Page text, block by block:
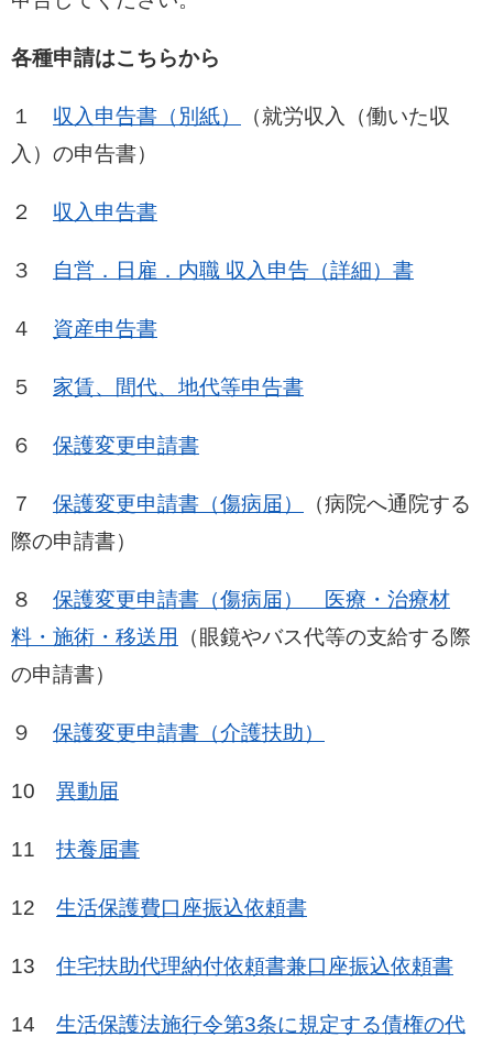
各種申請はこちらから
１ 収入申告書（別紙）
（就労収入（働いた収
入）の申告書）
２ 収入申告書
３ 自営．日雇．内職 収入申告（詳細）書
４ 資産申告書
５ 家賃、間代、地代等申告書
６ 保護変更申請書​
７ 保護変更申請書（傷病届）
（病院へ通院する
際の申請書）
８ 保護変更申請書（傷病届） 医療・治療材
料・施術・移送用​
（眼鏡やバス代等の支給する際
の申請書）
９ 保護変更申請書（介護扶助）
10 異動届
11 扶養届書
12 生活保護費口座振込依頼書
13 住宅扶助代理納付依頼書兼口座振込依頼書
14 生活保護法施行令第3条に規定する債権の代